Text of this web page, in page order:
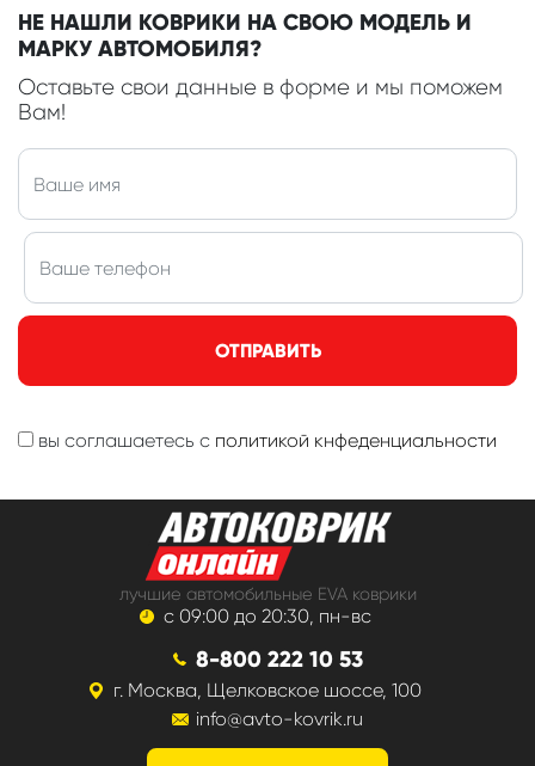
НЕ НАШЛИ КОВРИКИ НА СВОЮ МОДЕЛЬ И
МАРКУ АВТОМОБИЛЯ?
Оставьте свои данные в форме и мы поможем
Вам!
ОТПРАВИТЬ
вы соглашаетесь с политикой кнфеденциальности
лучшие автомобильные EVA коврики
с 09:00 до 20:30, пн-вс
8-800 222 10 53
г. Москва, Щелковское шоссе, 100
info@avto-kovrik.ru